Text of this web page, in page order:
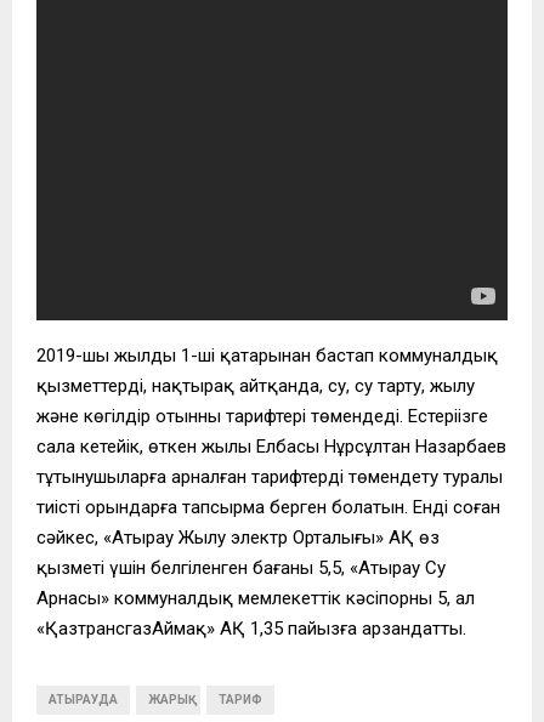
2019-шы жылдың 1-ші қаңтарынан бастап коммуналдық
қызметтердің, нақтырақ айтқанда, су, су тарту, жылу
және көгілдір отынның тарифтері төмендеді. Естеріңізге
сала кетейік, өткен жылы Елбасы Нұрсұлтан Назарбаев
тұтынушыларға арналған тарифтерді төмендету туралы
тиісті орындарға тапсырма берген болатын. Енді соған
сәйкес, «Атырау Жылу электр Орталығы» АҚ өз
қызметі үшін белгіленген бағаны 5,5, «Атырау Су
Арнасы» коммуналдық мемлекеттік кәсіпорны 5, ал
«ҚазтрансгазАймақ» АҚ 1,35 пайызға арзандатты.
АТЫРАУДА ЖАРЫҚ ТАРИФ